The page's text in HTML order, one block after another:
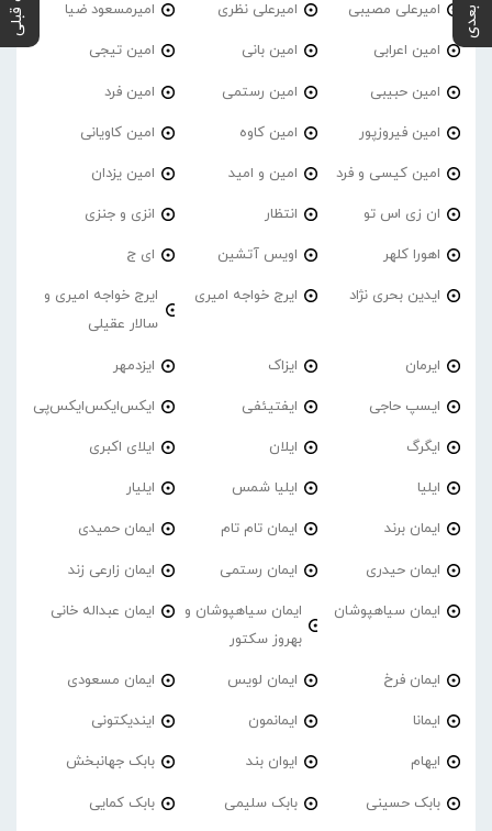
امیرعلی مصیبی امیرعلی نظری امیرمسعود ضیا
امین اعرابی امین بانی امین تیجی
امین حبیبی امین رستمی امین فرد
امین فیروزپور امین کاوه امین کاویانی
امین کیسی و فرد امین و امید امین یزدان
ان زی اس تو انتظار انزی و جنزی
اهورا کلهر اویس آتشین ای ج
ایدین بحری نژاد ایرج خواجه امیری
ایرج خواجه امیری و
سالار عقیلی
ایرمان ایزاک ایزدمهر
ایسپ حاجی ایفتیئفی ایکس‌ایکس‌ایکس‌پی
ایگرگ ایلان ایلای اکبری
ایلیا ایلیا شمس ایلیار
ایمان برند ایمان تام تام ایمان حمیدی
ایمان حیدری ایمان رستمی ایمان زارعی زند
ایمان سیاهپوشان
ایمان سیاهپوشان و
بهروز سکتور
ایمان عبداله خانی
ایمان فرخ ایمان لویس ایمان مسعودی
ایمانا ایمانمون ایندیکتونی
ایهام ایوان بند بابک جهانبخش
بابک حسینی بابک سلیمی بابک کمایی